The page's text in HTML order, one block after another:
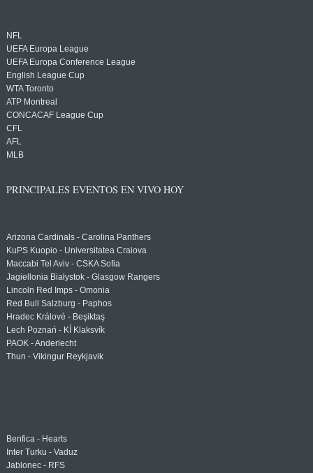
NFL
UEFA Europa League
UEFA Europa Conference League
English League Cup
WTA Toronto
ATP Montreal
CONCACAF League Cup
CFL
AFL
MLB
PRINCIPALES EVENTOS EN VIVO HOY
Arizona Cardinals - Carolina Panthers
KuPS Kuopio - Universitatea Craiova
Maccabi Tel Aviv - CSKA Sofia
Jagiellonia Białystok - Glasgow Rangers
Lincoln Red Imps - Omonia
Red Bull Salzburg - Paphos
Hradec Králové - Beşiktaş
Lech Poznań - KÍ Klaksvík
PAOK - Anderlecht
Thun - Vikingur Reykjavik
Benfica - Hearts
Inter Turku - Vaduz
Jablonec - RFS